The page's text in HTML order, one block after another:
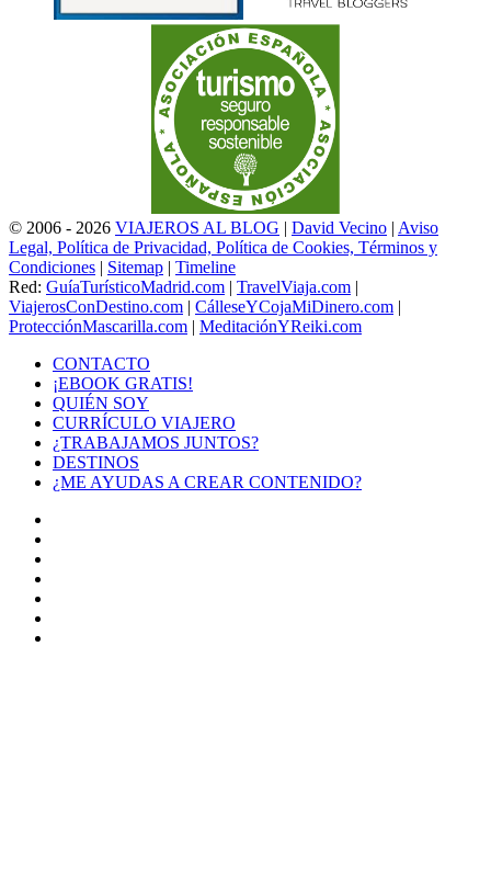
© 2006 - 2026 VIAJEROS AL BLOG | David Vecino | Aviso
Legal, Política de Privacidad, Política de Cookies, Términos y
Condiciones | Sitemap | Timeline
Red: GuíaTurísticoMadrid.com | TravelViaja.com |
ViajerosConDestino.com | CálleseYCojaMiDinero.com |
ProtecciónMascarilla.com | MeditaciónYReiki.com
CONTACTO
¡EBOOK GRATIS!
QUIÉN SOY
CURRÍCULO VIAJERO
¿TRABAJAMOS JUNTOS?
DESTINOS
¿ME AYUDAS A CREAR CONTENIDO?